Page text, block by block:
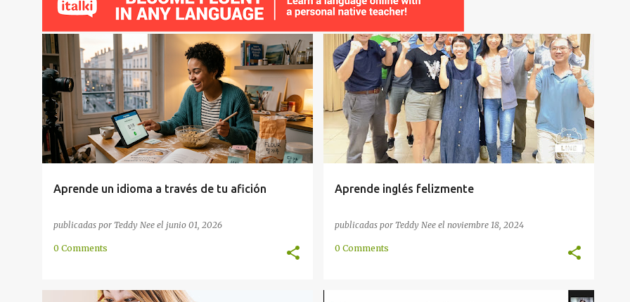
a
d
a
s
Aprende un idioma a través de tu afición
publicadas por Teddy Nee el junio 01, 2026
CONVERSACIÓN IMÁGENES INTERNET
MEMORIZACIÓN +
VOCABULARIO
0 Comments
Aprende inglés felizmente
publicadas por Teddy Nee el noviembre 18, 2024
CONVERSACIÓN ENCUENTRO HABLAR INGLÉS
SOCIEDAD +
TAOYUAN
0 Comments